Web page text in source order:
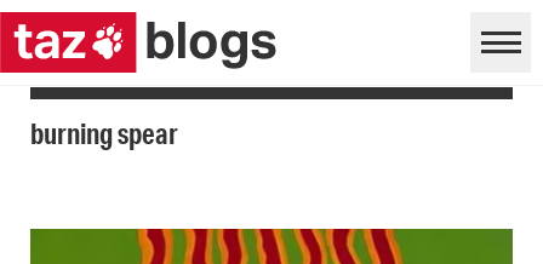
burning spear